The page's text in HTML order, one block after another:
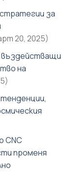
за
20, 2025)
въздействащи
на
CNC
променя